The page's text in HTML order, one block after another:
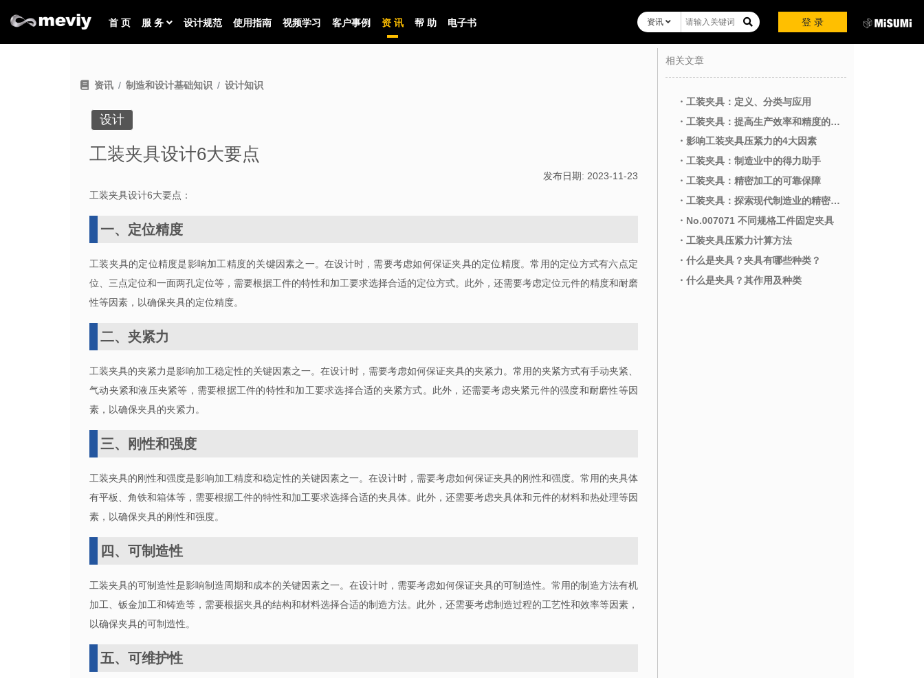
首 页 服 务 设计规范 使用指南 视频学习 客户事例 资 讯 帮 助 电子书 登 录
资讯
资讯 制造和设计基础知识 设计知识
设计
工装夹具设计6大要点
发布日期: 2023-11-23
工装夹具设计6大要点：
一、定位精度
工装夹具的定位精度是影响加工精度的关键因素之一。在设计时，需要考虑如何保证夹具的定位精度。常用的定位方式有六点定
位、三点定位和一面两孔定位等，需要根据工件的特性和加工要求选择合适的定位方式。此外，还需要考虑定位元件的精度和耐磨
性等因素，以确保夹具的定位精度。
二、夹紧力
工装夹具的夹紧力是影响加工稳定性的关键因素之一。在设计时，需要考虑如何保证夹具的夹紧力。常用的夹紧方式有手动夹紧、
气动夹紧和液压夹紧等，需要根据工件的特性和加工要求选择合适的夹紧方式。此外，还需要考虑夹紧元件的强度和耐磨性等因
素，以确保夹具的夹紧力。
三、刚性和强度
工装夹具的刚性和强度是影响加工精度和稳定性的关键因素之一。在设计时，需要考虑如何保证夹具的刚性和强度。常用的夹具体
有平板、角铁和箱体等，需要根据工件的特性和加工要求选择合适的夹具体。此外，还需要考虑夹具体和元件的材料和热处理等因
素，以确保夹具的刚性和强度。
四、可制造性
工装夹具的可制造性是影响制造周期和成本的关键因素之一。在设计时，需要考虑如何保证夹具的可制造性。常用的制造方法有机
加工、钣金加工和铸造等，需要根据夹具的结构和材料选择合适的制造方法。此外，还需要考虑制造过程的工艺性和效率等因素，
以确保夹具的可制造性。
五、可维护性
相关文章
・工装夹具：定义、分类与应用
・工装夹具：提高生产效率和精度的关键工具
・影响工装夹具压紧力的4大因素
・工装夹具：制造业中的得力助手
・工装夹具：精密加工的可靠保障
・工装夹具：探索现代制造业的精密工艺
・No.007071 不同规格工件固定夹具
・工装夹具压紧力计算方法
・什么是夹具？夹具有哪些种类？
・什么是夹具？其作用及种类